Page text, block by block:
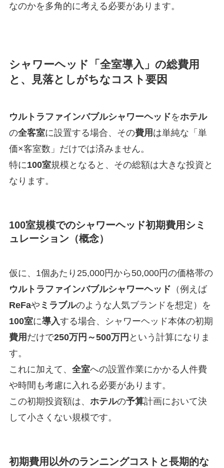
なのかを多角的に考える必要があります。
シャワーヘッド「全室導入」の総費用
と、見落としがちなコスト要因
ウルトラファインバブルシャワーヘッドをホテル
の全客室に設置する場合、その費用 は単純な「単
価×客室数」だけでは済みません。
特に100室規模となると、その総額は大きな投資と
なります。
100室規模でのシャワーヘッド初期費用シミ
ュレーション（概念）
仮に、1個あたり25,000円から50,000円の価格帯の
ウルトラファインバブルシャワーヘッド （例えば
ReFaや ミラブルのような人気ブランドを想定）を
100室に導入する場合、シャワーヘッド本体の初期
費用 だけで250万円～500万円 という計算になりま
す。
これに加えて、 全室への設置作業にかかる人件費
や時間も考慮に入れる必要があります。
この初期投資額は、 ホテルの予算計画において決
して小さくない規模です。
初期費用以外のランニングコストと長期的な